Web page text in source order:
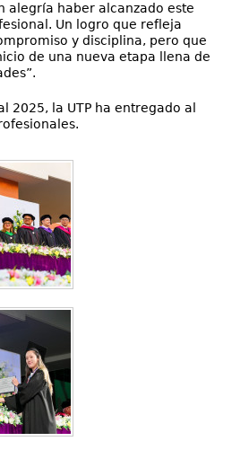
alegría haber alcanzado este
Un logro que refleja
y disciplina, pero que
de una nueva etapa llena de
2025, la UTP ha entregado al